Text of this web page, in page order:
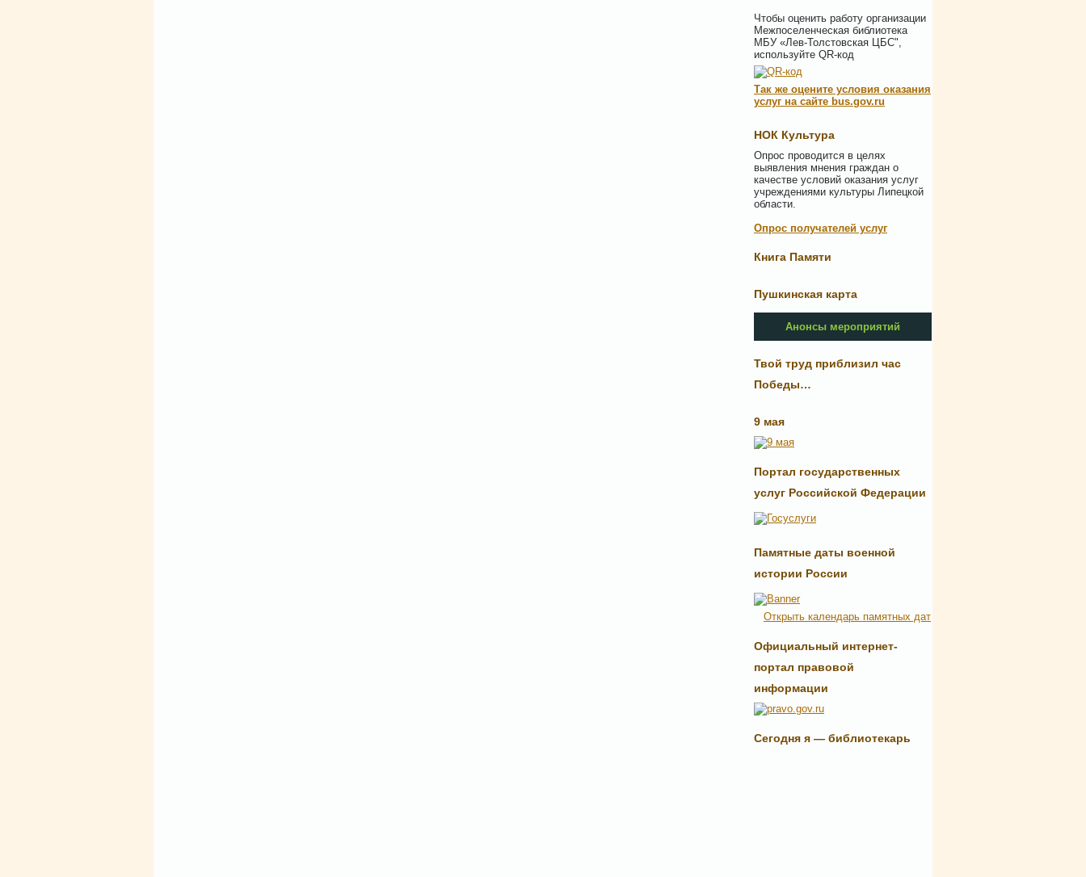
Чтобы оценить работу организации
Межпоселенческая библиотека
МБУ «Лев-Толстовская ЦБС",
используйте QR-код
Так же оцените условия оказания
услуг на сайте bus.gov.ru
НОК Культура
Опрос проводится в целях
выявления мнения граждан о
качестве условий оказания услуг
учреждениями культуры Липецкой
области.
Опрос получателей услуг
Книга Памяти
Пушкинская карта
Анонсы мероприятий
Твой труд приблизил час
Победы…
9 мая
Портал государственных
услуг Российской Федерации
Памятные даты военной
истории России
Открыть календарь памятных дат
Официальный интернет-
портал правовой
информации
Сегодня я — библиотекарь